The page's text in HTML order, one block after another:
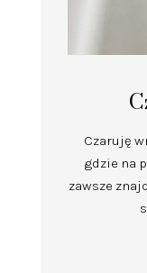
Czaruję
gdzie na
zawsze